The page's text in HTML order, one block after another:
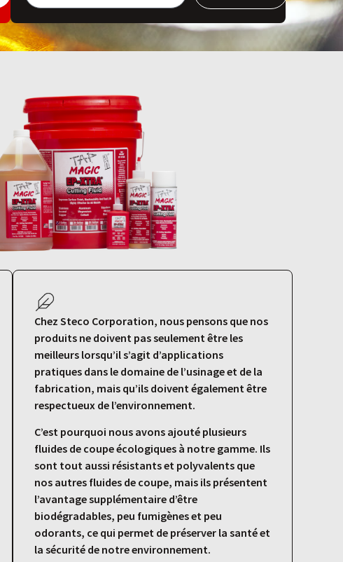
Chez Steco Corporation, nous pensons que nos
produits ne doivent pas seulement être les
meilleurs lorsqu’il s’agit d’applications
pratiques dans le domaine de l’usinage et de la
fabrication, mais qu’ils doivent également être
respectueux de l’environnement.
C’est pourquoi nous avons ajouté plusieurs
fluides de coupe écologiques à notre gamme. Ils
sont tout aussi résistants et polyvalents que
nos autres fluides de coupe, mais ils présentent
l’avantage supplémentaire d’être
biodégradables, peu fumigènes et peu
odorants, ce qui permet de préserver la santé et
la sécurité de notre environnement.